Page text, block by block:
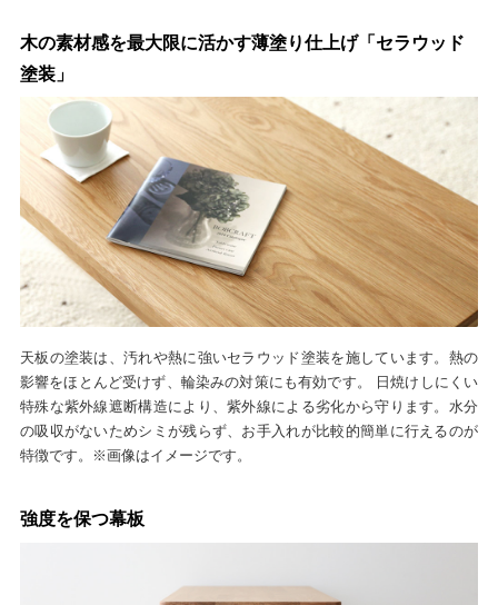
木の素材感を最大限に活かす薄塗り仕上げ「セラウッド
塗装」
天板の塗装は、汚れや熱に強いセラウッド塗装を施しています。熱の
影響をほとんど受けず、輪染みの対策にも有効です。 日焼けしにくい
特殊な紫外線遮断構造により、紫外線による劣化から守ります。水分
の吸収がないためシミが残らず、お手入れが比較的簡単に行えるのが
特徴です。※画像はイメージです。
強度を保つ幕板